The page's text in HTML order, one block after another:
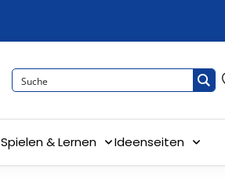
Spielen & Lernen Ideenseiten